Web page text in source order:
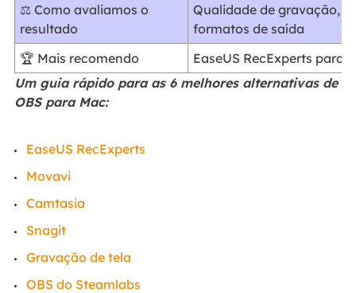
⚖ Como avaliamos o
resultado
Qualidade de gravação,
formatos de saída
🏆 Mais recomendo
EaseUS RecExperts para
Um guia rápido para as 6 melhores alternativas de
OBS para Mac:
EaseUS RecExperts
Movavi
Camtasia
Snagit
Gravação de tela
OBS do Steamlabs